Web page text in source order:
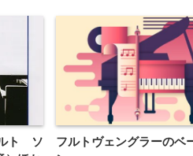
ト ソ
フルトヴェングラーのベ